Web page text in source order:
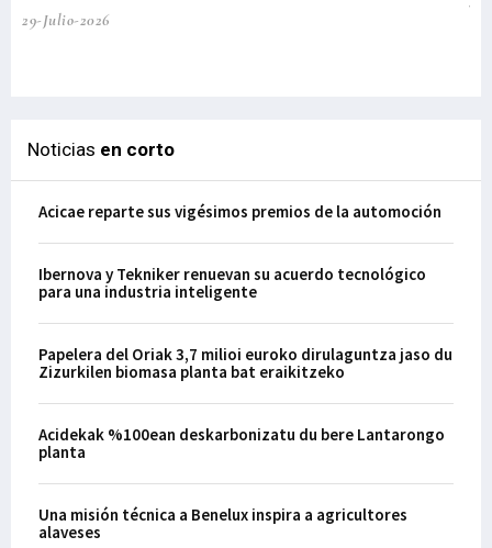
29-Julio-2026
Noticias en corto
Acicae reparte sus vigésimos premios de la automoción
Ibernova y Tekniker renuevan su acuerdo tecnológico
para una industria inteligente
Papelera del Oriak 3,7 milioi euroko dirulaguntza jaso du
Zizurkilen biomasa planta bat eraikitzeko
Acidekak %100ean deskarbonizatu du bere Lantarongo
planta
Una misión técnica a Benelux inspira a agricultores
alaveses